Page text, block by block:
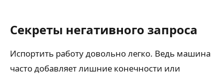
Секреты негативного запроса
Испортить работу довольно легко. Ведь машина
часто добавляет лишние конечности или